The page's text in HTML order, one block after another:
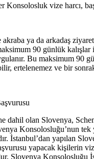
Konsolosluk vize harcı,
ya da arkadaş
90 günlük
Bu maksimum 90
ertelenemez ve bir
dahil olan Slovenya,
Konsolosluğu’nun
İstanbul’dan yapılan
yapacak kişilerin
Slovenya Konsolosluğu